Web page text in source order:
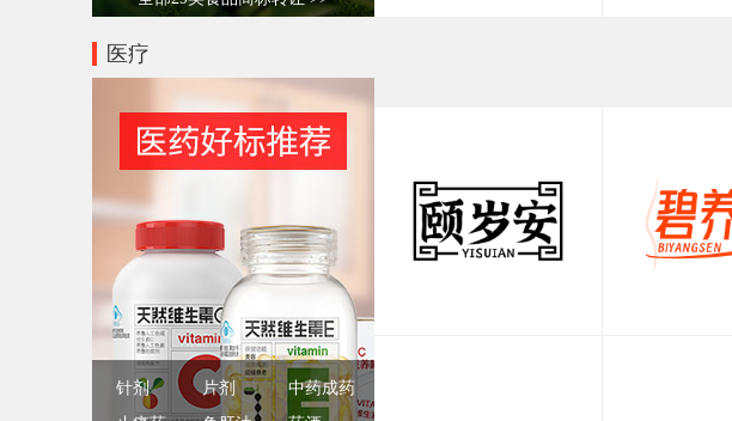
医疗
针剂 片剂
中药成药